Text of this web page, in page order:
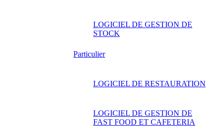
LOGICIEL DE GESTION DE
STOCK
Particulier
LOGICIEL DE RESTAURATION
LOGICIEL DE GESTION DE
FAST FOOD ET CAFETERIA